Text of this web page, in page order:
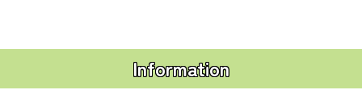
Information